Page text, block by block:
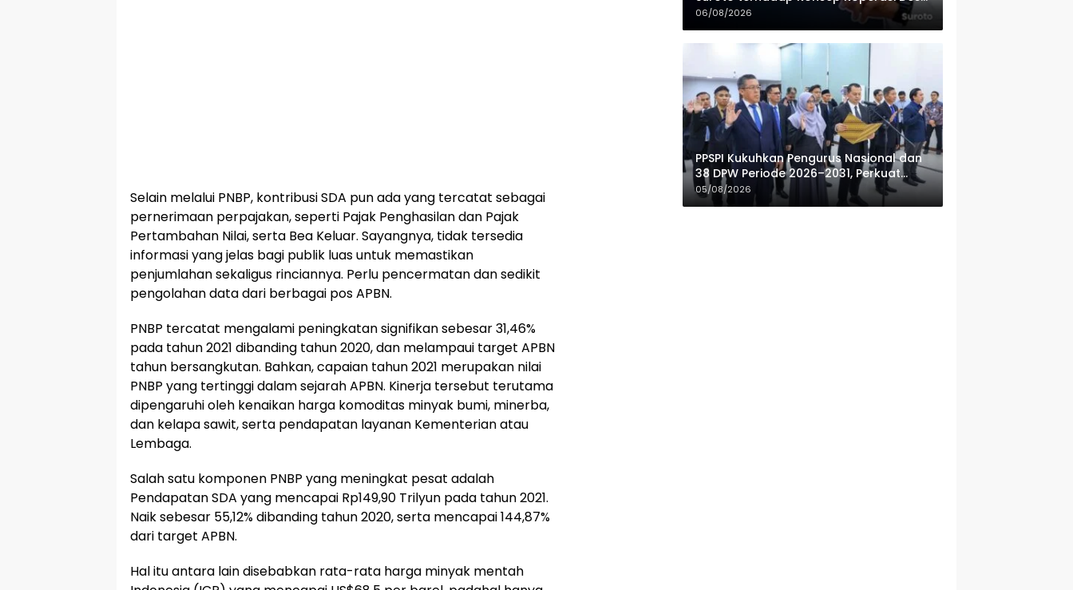
Selain melalui PNBP, kontribusi SDA pun ada yang tercatat sebagai
pernerimaan perpajakan, seperti Pajak Penghasilan dan Pajak
Pertambahan Nilai, serta Bea Keluar. Sayangnya, tidak tersedia
informasi yang jelas bagi publik luas untuk memastikan
penjumlahan sekaligus rinciannya. Perlu pencermatan dan sedikit
pengolahan data dari berbagai pos APBN.
PNBP tercatat mengalami peningkatan signifikan sebesar 31,46%
pada tahun 2021 dibanding tahun 2020, dan melampaui target APBN
tahun bersangkutan. Bahkan, capaian tahun 2021 merupakan nilai
PNBP yang tertinggi dalam sejarah APBN. Kinerja tersebut terutama
dipengaruhi oleh kenaikan harga komoditas minyak bumi, minerba,
dan kelapa sawit, serta pendapatan layanan Kementerian atau
Lembaga.
Salah satu komponen PNBP yang meningkat pesat adalah
Pendapatan SDA yang mencapai Rp149,90 Trilyun pada tahun 2021.
Naik sebesar 55,12% dibanding tahun 2020, serta mencapai 144,87%
dari target APBN.
Hal itu antara lain disebabkan rata-rata harga minyak mentah
Merah Putih
06/08/2026
PPSPI Kukuhkan Pengurus Nasional dan
38 DPW Periode 2026–2031, Perkuat
Profesionalisme Sektor Publik
05/08/2026